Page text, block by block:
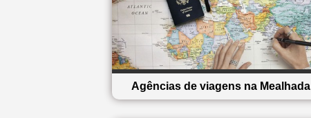
Agências de viagens na Mealhada